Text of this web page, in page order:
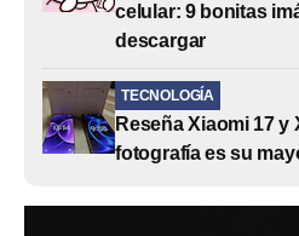
celular: 9 bonitas
descargar
TECNOLOGÍA
Reseña Xiaomi 17 y
fotografía es su